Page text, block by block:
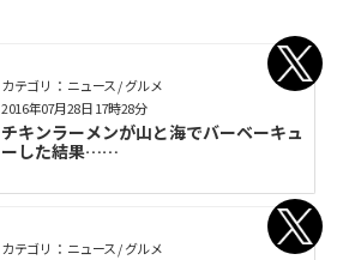
カテゴリ： ニュース / グルメ
チキンラーメンが山と海でバーベーキュ
ーした結果……
2016年07月28日 17時28分
カテゴリ： ニュース / グルメ